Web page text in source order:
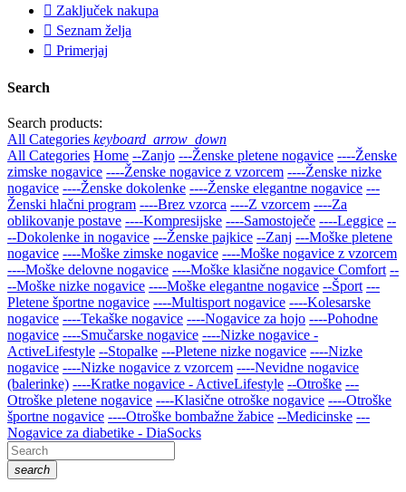
 Zaključek nakupa
 Seznam želja
 Primerjaj
Search
Search products:
All Categories keyboard_arrow_down
All Categories Home --Zanjo ---Ženske pletene nogavice ----Ženske
zimske nogavice ----Ženske nogavice z vzorcem ----Ženske nizke
nogavice ----Ženske dokolenke ----Ženske elegantne nogavice ---
Ženski hlačni program ----Brez vzorca ----Z vzorcem ----Za
oblikovanje postave ----Kompresijske ----Samostoječe ----Leggice --
--Dokolenke in nogavice ---Ženske pajkice --Zanj ---Moške pletene
nogavice ----Moške zimske nogavice ----Moške nogavice z vzorcem
----Moške delovne nogavice ----Moške klasične nogavice Comfort --
--Moške nizke nogavice ----Moške elegantne nogavice --Šport ---
Pletene športne nogavice ----Multisport nogavice ----Kolesarske
nogavice ----Tekaške nogavice ----Nogavice za hojo ----Pohodne
nogavice ----Smučarske nogavice ----Nizke nogavice -
ActiveLifestyle --Stopalke ---Pletene nizke nogavice ----Nizke
nogavice ----Nizke nogavice z vzorcem ----Nevidne nogavice
(balerinke) ----Kratke nogavice - ActiveLifestyle --Otroške ---
Otroške pletene nogavice ----Klasične otroške nogavice ----Otroške
športne nogavice ----Otroške bombažne žabice --Medicinske ---
Nogavice za diabetike - DiaSocks
search